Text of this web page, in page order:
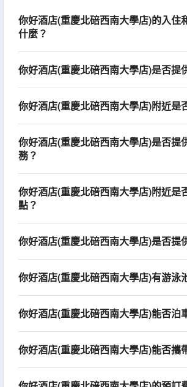
你好酒店(重慶北碚西南大學店)的入住
什麼？
你好酒店(重慶北碚西南大學店)是否提
你好酒店(重慶北碚西南大學店)附近是
你好酒店(重慶北碚西南大學店)是否提
務？
你好酒店(重慶北碚西南大學店)附近是
點？
你好酒店(重慶北碚西南大學店)是否提
你好酒店(重慶北碚西南大學店)有游泳
你好酒店(重慶北碚西南大學店)能否泊
你好酒店(重慶北碚西南大學店)能否攜